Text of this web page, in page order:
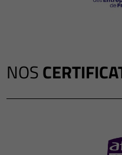
NOS